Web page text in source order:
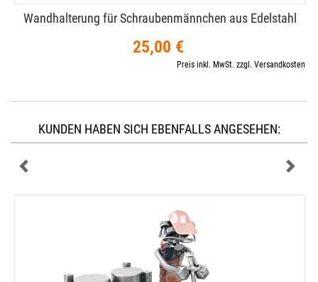
Wandhalterung für Schraubenmännchen aus Edelstahl
25,00 €
Preis inkl. MwSt. zzgl. Versandkosten
KUNDEN HABEN SICH EBENFALLS ANGESEHEN: